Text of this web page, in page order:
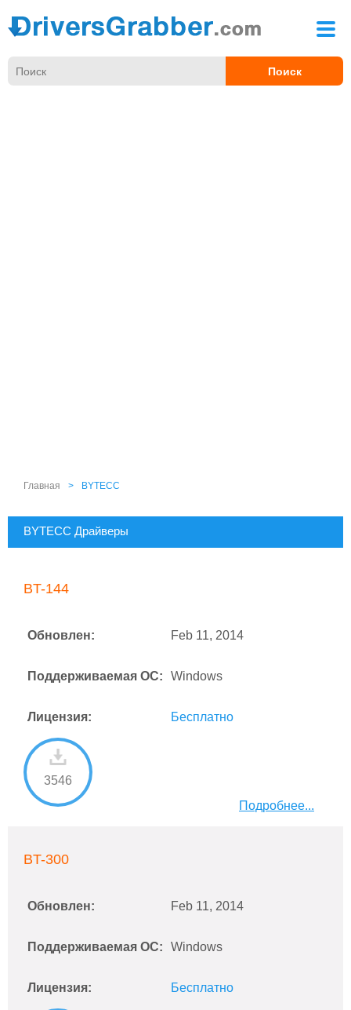
Главная > BYTECC
BYTECC Драйверы
BT-144
Обновлен: Feb 11, 2014
Поддерживаемая ОС: Windows
Лицензия: Бесплатно
3546
Подробнее...
BT-300
Обновлен: Feb 11, 2014
Поддерживаемая ОС: Windows
Лицензия: Бесплатно